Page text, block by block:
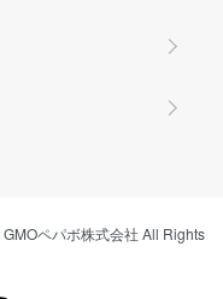
GMOペパボ株式会社 All Rights